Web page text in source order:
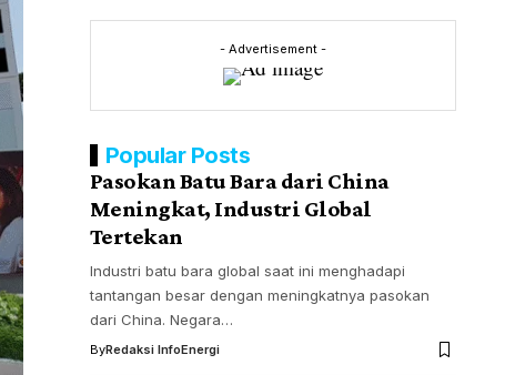
- Advertisement -
Popular Posts
Pasokan Batu Bara dari China
Meningkat, Industri Global
Tertekan
Industri batu bara global saat ini menghadapi
tantangan besar dengan meningkatnya pasokan
dari China. Negara…
ByRedaksi InfoEnergi